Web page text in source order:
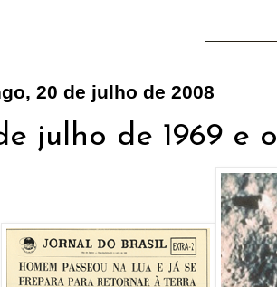
20 de julho de 2008
julho de 1969 e